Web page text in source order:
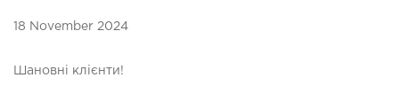
18 November 2024
Шановні клієнти!